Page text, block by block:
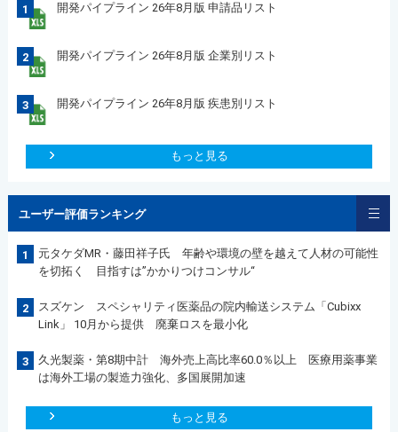
1 開発パイプライン 26年8月版 申請品リスト
2 開発パイプライン 26年8月版 企業別リスト
3 開発パイプライン 26年8月版 疾患別リスト
もっと見る
ユーザー評価ランキング
1
元タケダMR・藤田祥子氏 年齢や環境の壁を越えて人材の可能性
を切拓く 目指すは”かかりつけコンサル“
2
スズケン スペシャリティ医薬品の院内輸送システム「Cubixx
Link」 10月から提供 廃棄ロスを最小化
3
久光製薬・第8期中計 海外売上高比率60.0％以上 医療用薬事業
は海外工場の製造力強化、多国展開加速
もっと見る